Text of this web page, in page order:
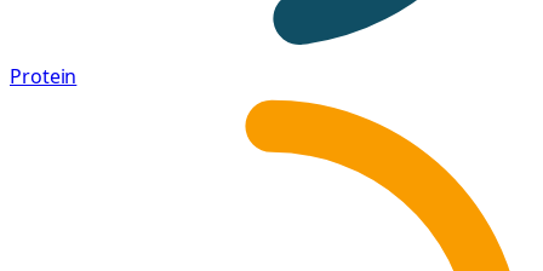
Protein